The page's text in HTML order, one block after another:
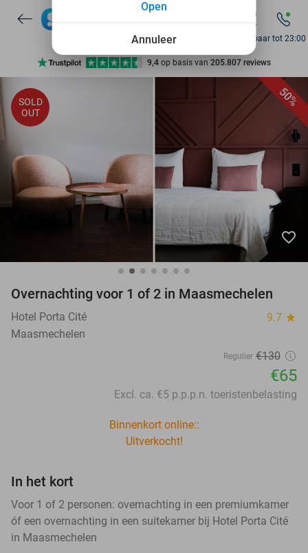
7 dagen per week beschikbaar
10+ miljoen leden
9,4 op basis van 205.807 reviews
7 dagen per week beschikbaar
10+ miljoen leden
Bereikbaar tot 23:00
50%
SOLD
OUT
favorite_border
Overnachting voor 1 of 2 in Maasmechelen
Hotel Porta Cité 9.7 star
Maasmechelen
Regulier €130
€65
Excl. ca. €5 p.p.p.n. toeristenbelasting
Binnenkort online::
Uitverkocht!
In het kort
Voor 1 of 2 personen: overnachting in een premiumkamer
óf een overnachting in een suitekamer bij Hotel Porta Cité
in Maasmechelen
Annuleer
Open